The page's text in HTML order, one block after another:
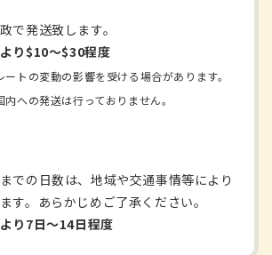
數
量
增
加
で発送致します。
り$10〜$30程度
トの変動の影響を受ける場合があります。
への発送は行っておりません。
での日数は、地域や交通事情等により
す。あらかじめご了承ください。
り7日〜14日程度